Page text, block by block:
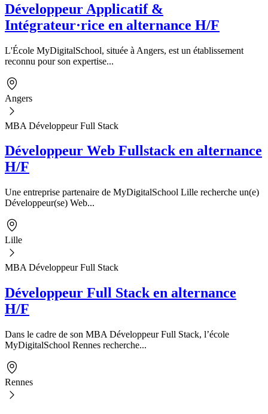
Développeur Applicatif &
Intégrateur·rice en alternance H/F
L'École MyDigitalSchool, située à Angers, est un établissement
reconnu pour son expertise...
Angers
MBA Développeur Full Stack
Développeur Web Fullstack en alternance
H/F
Une entreprise partenaire de MyDigitalSchool Lille recherche un(e)
Développeur(se) Web...
Lille
MBA Développeur Full Stack
Développeur Full Stack en alternance
H/F
Dans le cadre de son MBA Développeur Full Stack, l’école
MyDigitalSchool Rennes recherche...
Rennes